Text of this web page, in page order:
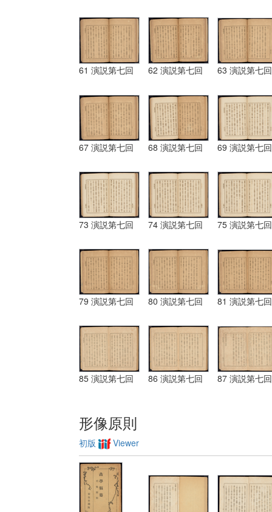
61 演説第七回 62 演説第七回 63 演説第七回
67 演説第七回 68 演説第七回 69 演説第七回
73 演説第七回 74 演説第七回 75 演説第七回
79 演説第七回 80 演説第七回 81 演説第七回
85 演説第七回 86 演説第七回 87 演説第七回
形像原則
初版 Viewer